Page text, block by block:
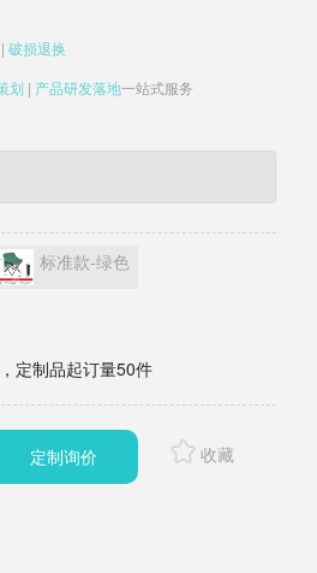
| 破损退换
划 | 产品研发落地一站式服务
标准款-绿色
定制品起订量50件
定制询价 收藏